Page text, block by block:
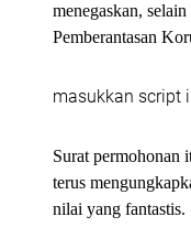
menegaskan,
Pemberantasan
masukkan script
Surat permohonan
terus
nilai yang fantastis.